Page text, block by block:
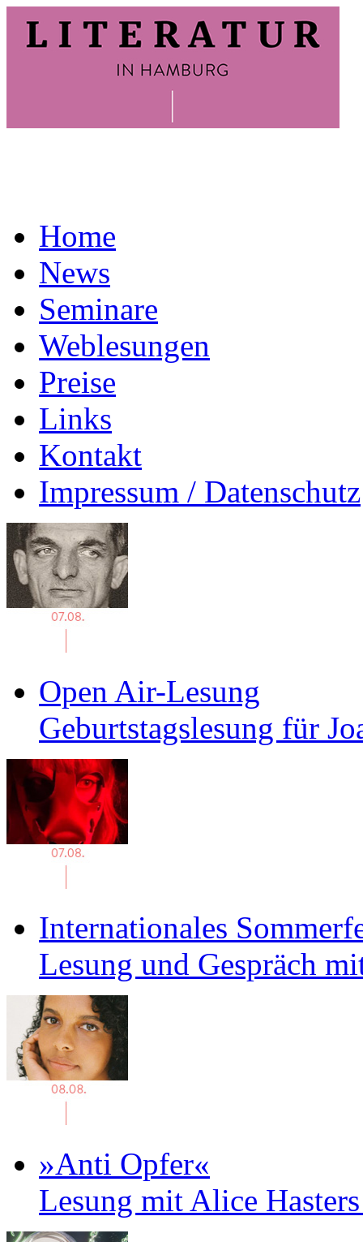
Home
News
Seminare
Weblesungen
Preise
Links
Kontakt
Impressum / Datenschutz
Open Air-Lesung
Geburtstagslesung für
Internationales
Lesung und Gespräch
»Anti Opfer«
Lesung mit Alice